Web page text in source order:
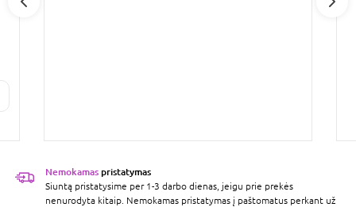
Nemokamas pristatymas
Siuntą pristatysime per 1-3 darbo dienas, jeigu prie prekės
nenurodyta kitaip. Nemokamas pristatymas į paštomatus perkant už